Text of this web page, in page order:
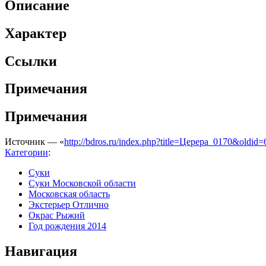
Описание
Характер
Ссылки
Примечания
Примечания
Источник — «http://bdros.ru/
Категории:
Суки
Суки Московской области
Московская область
Экстерьер Отлично
Окрас Рыжий
Год рождения 2014
Навигация